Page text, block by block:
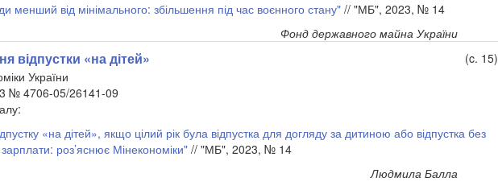
менший від мінімального: збільшення під час воєнного стану"// "МБ", 2023, № 14
Фонд державного майна України
відпустки «на дітей»
(c. 15)
України
№ 4706-05/26141-09
«на дітей», якщо цілий рік була відпустка для догляду за дитиною або відпустка без
роз’яснює Мінекономіки"// "МБ", 2023, № 14
Людмила Балла